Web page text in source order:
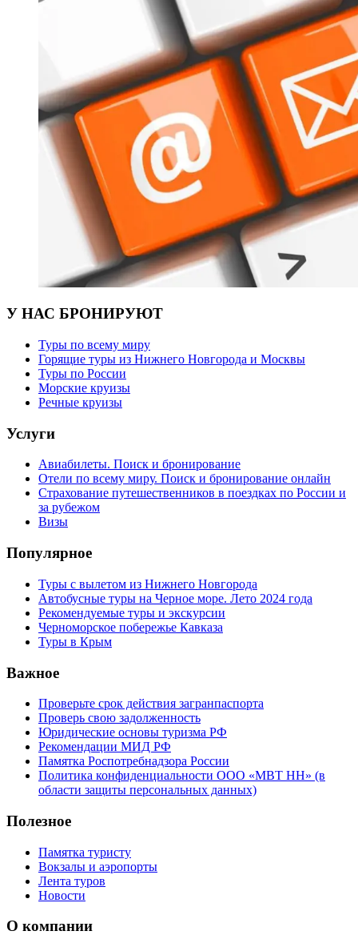
У НАС БРОНИРУЮТ
Туры по всему миру
Горящие туры из Нижнего Новгорода и Москвы
Туры по России
Морские круизы
Речные круизы
Услуги
Авиабилеты. Поиск и бронирование
Отели по всему миру. Поиск и бронирование онлайн
Страхование путешественников в поездках по России и
за рубежом
Визы
Популярное
Туры с вылетом из Нижнего Новгорода
Автобусные туры на Черное море. Лето 2024 года
Рекомендуемые туры и экскурсии
Черноморское побережье Кавказа
Туры в Крым
Важное
Проверьте срок действия загранпаспорта
Проверь свою задолженность
Юридические основы туризма РФ
Рекомендации МИД РФ
Памятка Роспотребнадзора России
Политика конфиденциальности ООО «МВТ НН» (в
области защиты персональных данных)
Полезное
Памятка туристу
Вокзалы и аэропорты
Лента туров
Новости
О компании